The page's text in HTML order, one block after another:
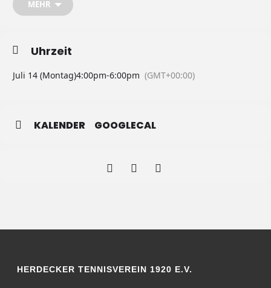
Teilnehmerbeitrag:
oder
herdecker.tennisverein@
Für Behinderung leider nur eingeschränkt möglich.
MEHR
Uhrzeit
Juli 14 (Montag)4:00pm-6:00pm (GMT+00:00)
KALENDER GOOGLECAL
HERDECKER TENNISVEREIN 1920 E.V.